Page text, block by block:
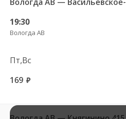
19:30
Вологда АВ
Пт,Вс
169 руб.